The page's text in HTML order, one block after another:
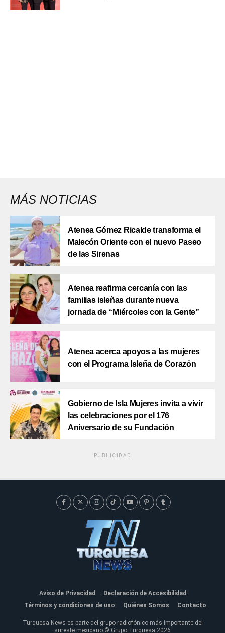
MÁS NOTICIAS
Atenea Gómez Ricalde transforma el
Malecón Oriente con el nuevo Paseo
de las Sirenas
Atenea reafirma cercanía con las
familias isleñas durante nueva
jornada de “Miércoles con la Gente”
Atenea acerca apoyos a las mujeres
con el Programa Isleña de Corazón
Gobierno de Isla Mujeres invita a vivir
las celebraciones por el 176
Aniversario de su Fundación
PUBLICIDAD
Aviso de Privacidad
Declaración de Accesibilidad
Términos y condiciones de uso
Quiénes Somos Contacto
Turquesa News es parte del grupo radiofónico más importante del
sureste mexicano © Grupo Turquesa 2026